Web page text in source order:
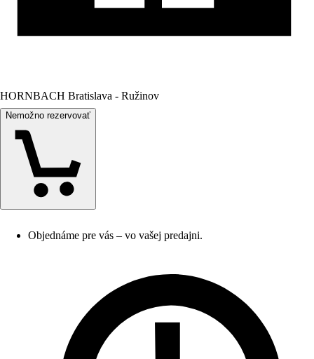
HORNBACH Bratislava - Ružinov
Nemožno rezervovať
Objednáme pre vás – vo vašej predajni.